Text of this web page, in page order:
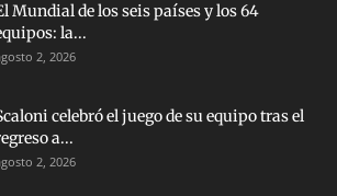
Mundial de los seis países y los 64
la...
2, 2026
celebró el juego de su equipo tras el
a...
2, 2026